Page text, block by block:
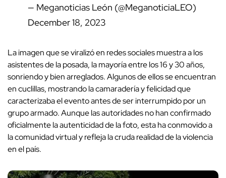
— Meganoticias León (@MeganoticiaLEO)
December 18, 2023
La imagen que se viralizó en redes sociales muestra a los
asistentes de la posada, la mayoría entre los 16 y 30 años,
sonriendo y bien arreglados. Algunos de ellos se encuentran
en cuclillas, mostrando la camaradería y felicidad que
caracterizaba el evento antes de ser interrumpido por un
grupo armado. Aunque las autoridades no han confirmado
oficialmente la autenticidad de la foto, esta ha conmovido a
la comunidad virtual y refleja la cruda realidad de la violencia
en el país.